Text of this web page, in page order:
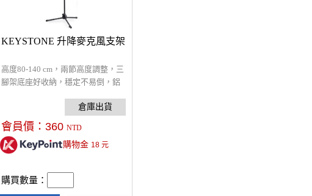
KEYSTONE 升降麥克風支架
高度80-140 cm，兩節高度調整，三
腳架底座好收納，穩定不易倒，鋁
會員價： 360 NTD
購物金 18元
購買數量：